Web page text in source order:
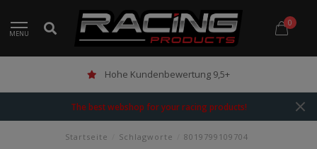
MENU
0
Hohe Kundenbewertung 9,5+
The best webshop for your racing products!
Startseite Schlagworte 8019799109704